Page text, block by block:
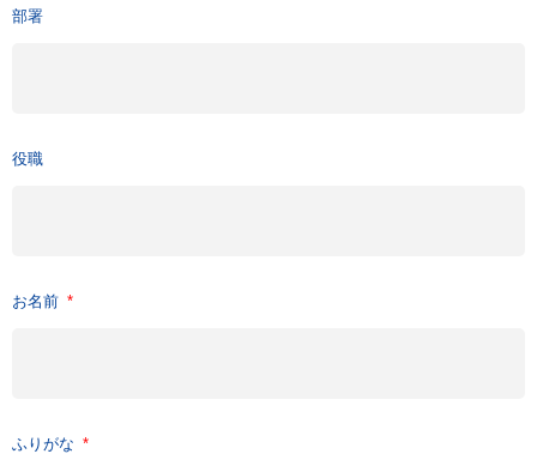
部署
役職
お名前
ふりがな